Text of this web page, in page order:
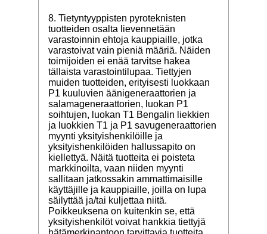
8. Tietyntyyppisten pyroteknisten
tuotteiden osalta lievennetään
varastoinnin ehtoja kauppiaille, jotka
varastoivat vain pieniä määriä. Näiden
toimijoiden ei enää tarvitse hakea
tällaista varastointilupaa. Tiettyjen
muiden tuotteiden, erityisesti luokkaan
P1 kuuluvien äänigeneraattorien ja
salamageneraattorien, luokan P1
soihtujen, luokan T1 Bengalin liekkien
ja luokkien T1 ja P1 savugeneraattorien
myynti yksityishenkilöille ja
yksityishenkilöiden hallussapito on
kiellettyä. Näitä tuotteita ei poisteta
markkinoilta, vaan niiden myynti
sallitaan jatkossakin ammattimaisille
käyttäjille ja kauppiaille, joilla on lupa
säilyttää ja/tai kuljettaa niitä.
Poikkeuksena on kuitenkin se, että
yksityishenkilöt voivat hankkia tiettyjä